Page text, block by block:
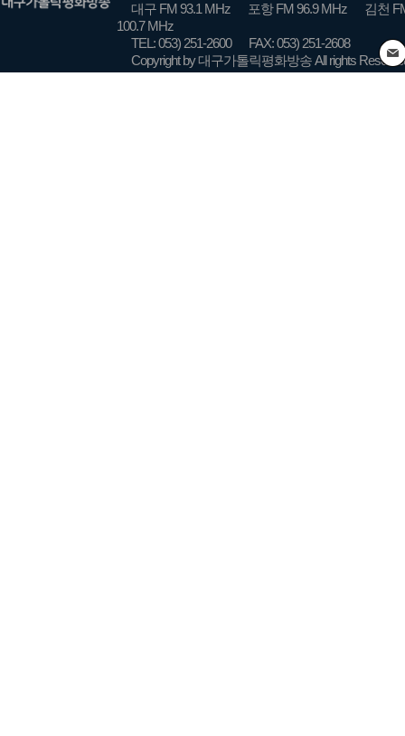
대구 FM 93.1 MHz
포항 FM 96.9 MHz
김천
100.7 MHz
TEL: 053) 251-2600
FAX: 053) 251-2608
Copyright by 대구가톨릭평화방송 All rights